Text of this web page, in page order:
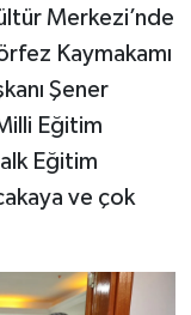
Merkezi’nde
Kaymakamı
Şener
Eğitim
Eğitim
ve çok